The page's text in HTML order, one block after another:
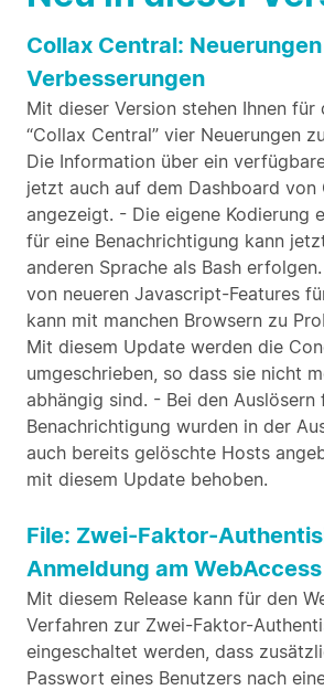
Collax Central:
Verbesserungen
Mit dieser Version stehen Ihnen für
“Collax Central” vier Neuerungen
Die Information über ein
jetzt auch auf dem Dashboard von
angezeigt. - Die eigene Kodierung
für eine Benachrichtigung kann
anderen Sprache als Bash
von neueren Javascript-Features
kann mit manchen Browsern zu
Mit diesem Update werden die
umgeschrieben, so dass sie nicht
abhängig sind. - Bei den Auslösern
Benachrichtigung wurden in der
auch bereits gelöschte Hosts
mit diesem Update behoben.
File: Zwei-Faktor-
Anmeldung am WebAccess
Mit diesem Release kann für den
Verfahren zur Zwei-Faktor-
eingeschaltet werden, dass
Passwort eines Benutzers nach